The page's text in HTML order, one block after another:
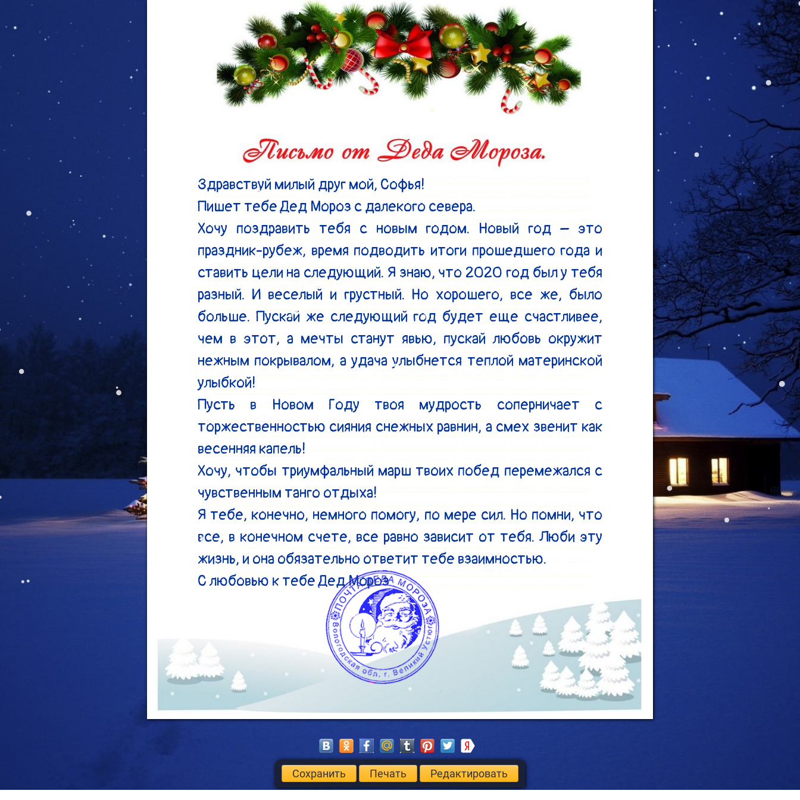
Здравствуй милый друг мой, Софья!
Пишет тебе Дед Мороз с далекого севера.
Хочу поздравить тебя с новым годом. Новый год – это
праздник-рубеж, время подводить итоги прошедшего года и
ставить цели на следующий. Я знаю, что 2020 год был у тебя
разный. И веселый и грустный. Но хорошего, все же, было
больше. Пускай же следующий год будет еще счастливее,
чем в этот, а мечты станут явью, пускай любовь окружит
нежным покрывалом, а удача улыбнется теплой материнской
улыбкой!
Пусть в Новом Году твоя мудрость соперничает с
торжественностью сияния снежных равнин, а смех звенит как
весенняя капель!
Хочу, чтобы триумфальный марш твоих побед перемежался с
чувственным танго отдыха!
Я тебе, конечно, немного помогу, по мере сил. Но помни, что
все, в конечном счете, все равно зависит от тебя. Люби эту
жизнь, и она обязательно ответит тебе взаимностью.
С любовью к тебе Дед Мороз
Сохранить Печать Редактировать